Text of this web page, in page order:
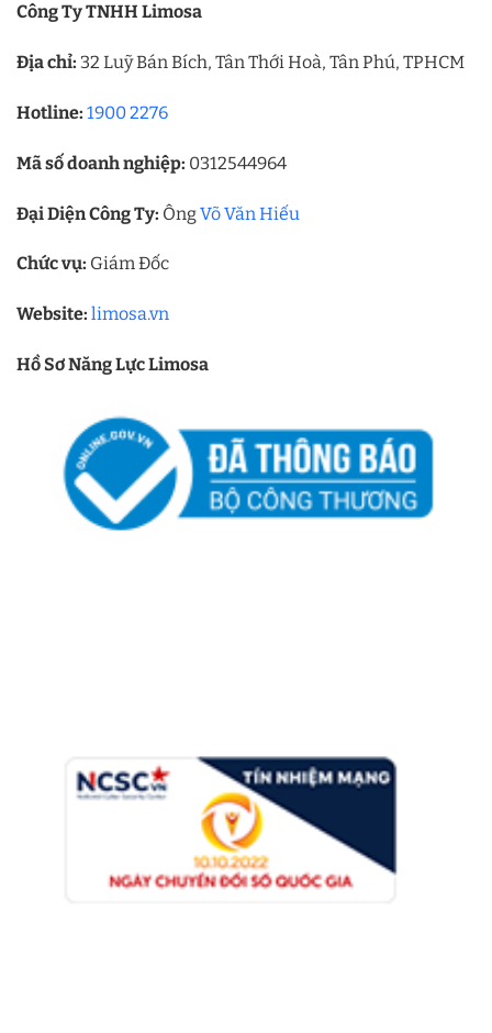
Công Ty TNHH Limosa
Địa chỉ: 32 Luỹ Bán Bích, Tân Thới Hoà, Tân Phú, TPHCM
Hotline: 1900 2276
Mã số doanh nghiệp: 0312544964
Đại Diện Công Ty: ÔngVõ Văn Hiếu
Chức vụ: Giám Đốc
Website: limosa.vn
Hồ Sơ Năng Lực Limosa